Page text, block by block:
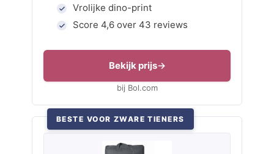
Vrolijke dino-print
Score 4,6 over 43 reviews
Bekijk prijs
bij Bol.com
BESTE VOOR ZWARE TIENERS